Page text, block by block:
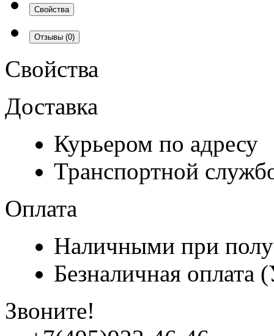
Свойства
Отзывы (0)
Свойства
Доставка
Курьером по адресу
Транспортной
Оплата
Наличными при
Безналичная
Звоните!